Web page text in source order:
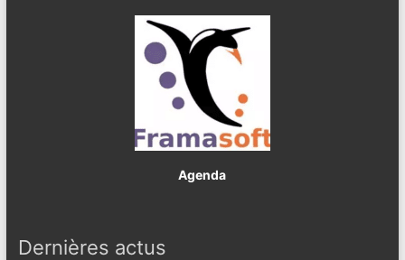
Agenda
Dernières actus